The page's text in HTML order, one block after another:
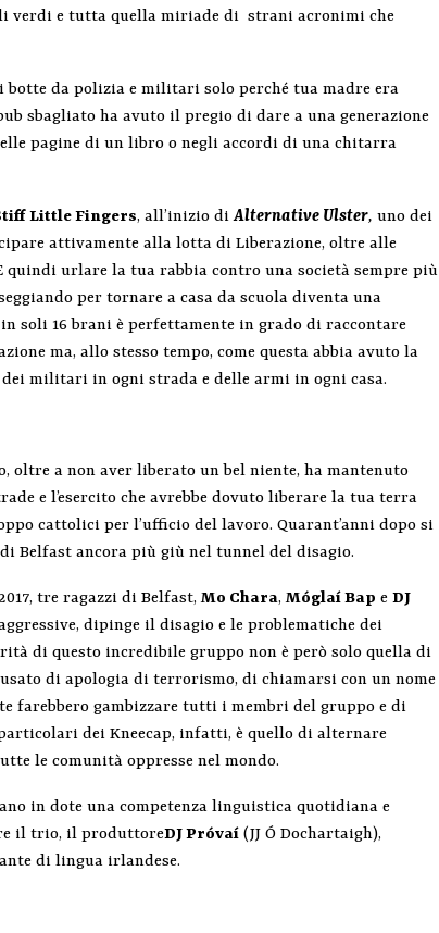
verdi e tutta quella miriade di strani acronimi che
botte da polizia e militari solo perché tua madre era
sbagliato ha avuto il pregio di dare a una generazione
pagine di un libro o negli accordi di una chitarra
Little Fingers, all’inizio diAlternative Ulster,uno dei
attivamente alla lotta di Liberazione, oltre alle
quindi urlare la tua rabbia contro una società sempre più
per tornare a casa da scuola diventa una
in soli 16 brani è perfettamente in grado di raccontare
ma, allo stesso tempo, come questa abbia avuto la
militari in ogni strada e delle armi in ogni casa.
oltre a non aver liberato un bel niente, ha mantenuto
e l’esercito che avrebbe dovuto liberare la tua terra
cattolici per l’ufficio del lavoro. Quarant’anni dopo si
Belfast ancora più giù nel tunnel del disagio.
tre ragazzi di Belfast,Mo Chara,Móglaí Bap eDJ
dipinge il disagio e le problematiche dei
di questo incredibile gruppo non è però solo quella di
di apologia di terrorismo, di chiamarsi con un nome
farebbero gambizzare tutti i membri del gruppo e di
dei Kneecap, infatti, è quello di alternare
le comunità oppresse nel mondo.
in dote una competenza linguistica quotidiana e
il trio, il produttoreDJ Próvaí (JJ Ó Dochartaigh),
di lingua irlandese.